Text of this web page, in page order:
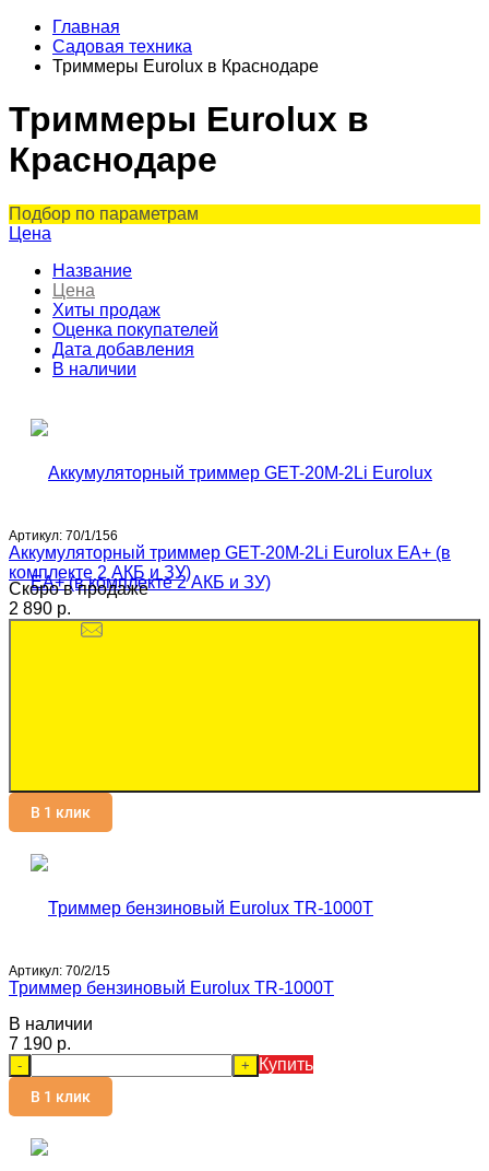
Главная
Садовая техника
Триммеры Eurolux в Краснодаре
Триммеры Eurolux в
Краснодаре
Подбор по параметрам
Цена
Название
Цена
Хиты продаж
Оценка покупателей
Дата добавления
В наличии
Артикул: 70/1/156
Аккумуляторный триммер GET-20M-2Li Eurolux EA+ (в
комплекте 2 АКБ и ЗУ)
Скоро в продаже
2 890 p.
В 1 клик
Артикул: 70/2/15
Триммер бензиновый Eurolux TR-1000T
В наличии
7 190 p.
- + Купить
В 1 клик